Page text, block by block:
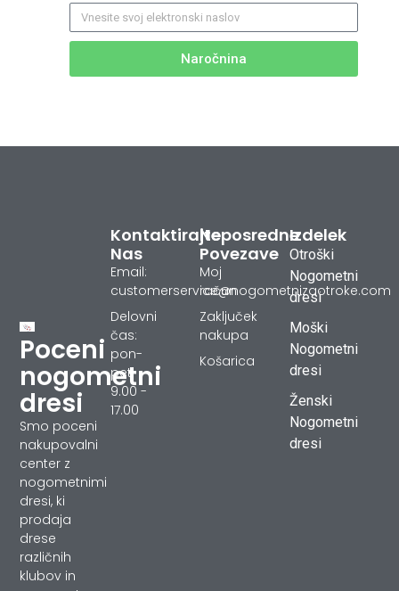
Naročnina
Poceni
nogometni
dresi
Smo poceni
nakupovalni
center z
nogometnimi
dresi, ki
prodaja
drese
različnih
klubov in
Izdelek
Otroški
Nogometni
dresi
Moški
Nogometni
dresi
Ženski
Nogometni
dresi
Neposredne
Povezave
Moj
račun
Zaključek
nakupa
Košarica
Kontaktirajte
Nas
Email:
customerservice@nogometnizaotroke.com
Delovni
čas:
pon-
pet
9.00 -
17.00